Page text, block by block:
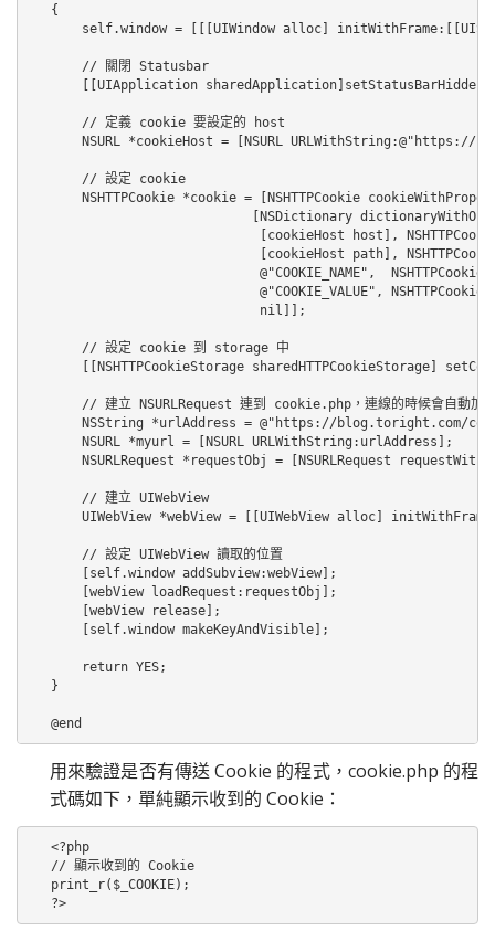
{
self.window = [[[UIWindow alloc]
    // 關閉 Statusbar
[[UIApplication
    // 定義 cookie 要設定的 host
NSURL *cookieHost = [NSURL URLWithString:@"https://
    // 設定 cookie
NSHTTPCookie *cookie = [NSHTTPCookie
[NSDictionary
[cookieHost host],
[cookieHost path],
@"COOKIE_NAME",
@"COOKIE_VALUE",
                           nil]];
    // 設定 cookie 到 storage 中
[[NSHTTPCookieStorage sharedHTTPCookieStorage]
// 建立 NSURLRequest 連到 cookie.php，連線的時候會自動加
NSString *urlAddress = @"https://blog.toright.com/
    NSURL *myurl = [NSURL URLWithString:urlAddress];
NSURLRequest *requestObj = [NSURLRequest
    // 建立 UIWebView
UIWebView *webView = [[UIWebView alloc]
    // 設定 UIWebView 讀取的位置
    [self.window addSubview:webView];
    [webView loadRequest:requestObj];
    [webView release];
    [self.window makeKeyAndVisible];
    return YES;
}
@end
用來驗證是否有傳送 Cookie 的程式，cookie.php 的程
式碼如下，單純顯示收到的 Cookie：
<?php
// 顯示收到的 Cookie
print_r($_COOKIE);
?>